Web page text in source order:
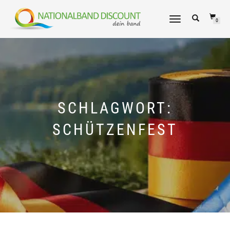
NAVIGATION
0
SCHLAGWORT:
SCHÜTZENFEST